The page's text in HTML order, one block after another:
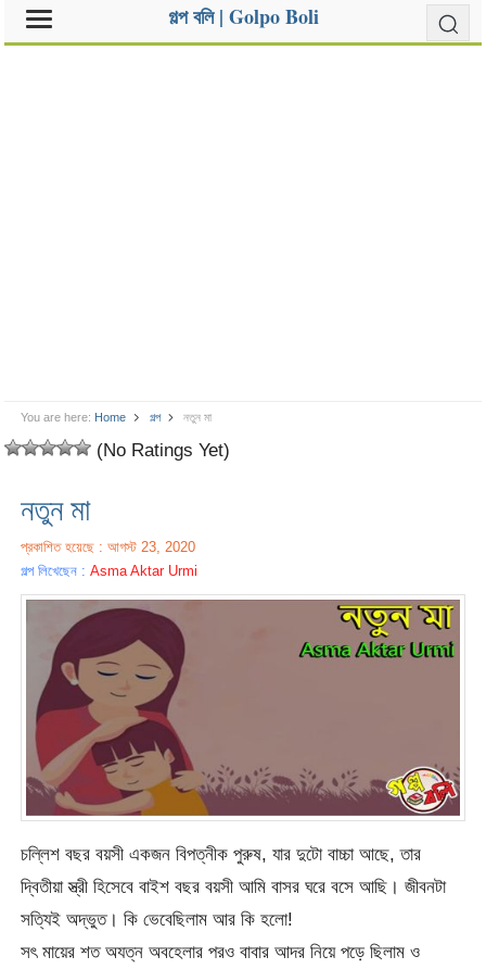
গল্প বলি | Golpo Boli
You are here: Home গল্প নতুন মা
(No Ratings Yet)
নতুন মা
প্রকাশিত হয়েছে : আগস্ট 23, 2020
গল্প লিখেছেন :Asma Aktar Urmi
চল্লিশ বছর বয়সী একজন বিপত্নীক পুরুষ, যার দুটো বাচ্চা আছে, তার
দ্বিতীয়া স্ত্রী হিসেবে বাইশ বছর বয়সী আমি বাসর ঘরে বসে আছি। জীবনটা
সত্যিই অদ্ভুত। কি ভেবেছিলাম আর কি হলো!
সৎ মায়ের শত অযত্ন অবহেলার পরও বাবার আদর নিয়ে পড়ে ছিলাম ও